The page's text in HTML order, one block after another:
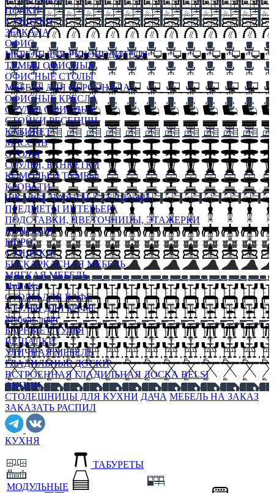
ПОЛКИ
СУНДУКИ
ЗЕРКАЛА
ОФИС
МЕБЕЛЬ ДЛЯ РУКОВОДИТЕЛЯ
ТУМБЫ ОФИСНЫЕ
ОФИСНЫЕ СТОЛЫ
МЕБЕЛЬ ДЛЯ ПЕРСОНАЛА
ОФИСНЫЕ КРЕСЛА
СТУЛЬЯ ОФИСНЫЕ
СТОЙКИ РЕСЕПШН
КАБИНЕТ
МАССИВ
СТОЛЫ
СТУЛЬЯ, БАНКЕТКИ
КОМОДЫ И ТУМБЫ
КРОВАТИ
ШКАФЫ, БУФЕТЫ, СТЕЛЛАЖИ
ПРЕДМЕТЫ ИНТЕРЬЕРА
ПОДСТАВКИ, ЦВЕТОЧНИЦЫ, ЭТАЖЕРКИ
КОНСОЛИ
БЮРО
СУНДУКИ
БЕСКАРКАСНАЯ МЕБЕЛЬ
МЯГКАЯ МЕБЕЛЬ
HoReKa
СТОЛЫ ДЛЯ КАФЕ
СТУЛЬЯ ДЛЯ КАФЕ
Мебель лофт
БАРНЫЕ СТУЛЬЯ
ВЕШАЛКИ
УЛИЧНАЯ МЕБЕЛЬ
ГЛАДИЛЬНЫЕ ДОСКИ
ВСТРОЕННАЯ ГЛАДИЛЬНАЯ ДОСКА BELSI
АКЦИИ
СТОЛЕШНИЦЫ ДЛЯ КУХНИ ДАЧА МЕБЕЛЬ НА ЗАКАЗ
ЗАКАЗАТЬ РАСПИЛ
КУХНЯ
МОДУЛЬНЫЕ
ТАБУРЕТЫ